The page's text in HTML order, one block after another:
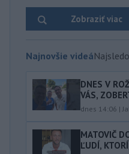
Zobraziť viac
Najnovšie videá
DNES V
VÁS,
dnes 14:06 |
MATOVIČ
ĽUDÍ,